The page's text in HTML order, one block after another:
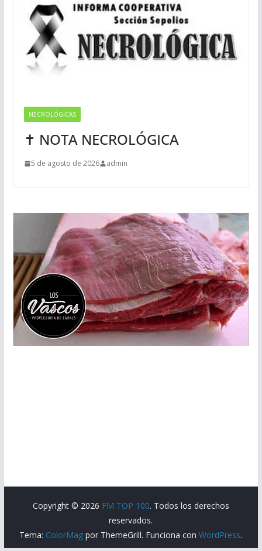
NECROLÓGICAS
✝ NOTA NECROLÓGICA
5 de agosto de 2026 admin
Copyright © 2026 FM TOP 100. Todos los derechos
reservados.
Tema: ColorMag por ThemeGrill. Funciona conWordPress.